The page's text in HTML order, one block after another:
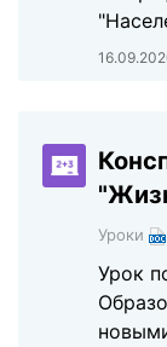
Уроки
Урок